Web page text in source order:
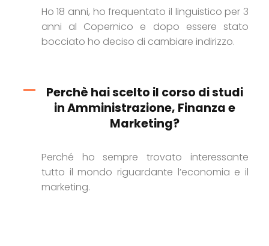
Ho 18 anni, ho frequentato il linguistico per 3
anni al Copernico e dopo essere stato
bocciato ho deciso di cambiare indirizzo.
Perchè hai scelto il corso di studi
in Amministrazione, Finanza e
Marketing?
Perché ho sempre trovato interessante
tutto il mondo riguardante l’economia e il
marketing.